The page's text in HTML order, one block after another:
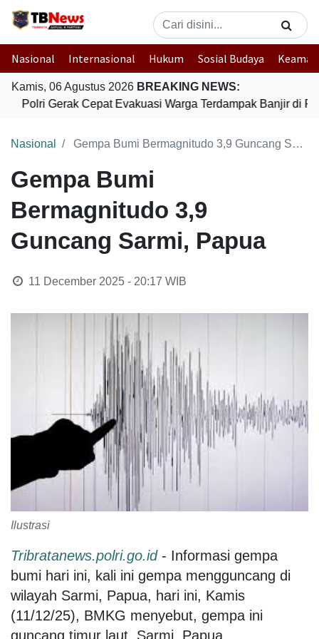
Nasional Internasional Hukum Sosial Budaya
Kamis, 06 Agustus 2026 BREAKING NEWS:
Polri Gerak Cepat Evakuasi Warga Terdampak Banjir di
Nasional Gempa Bumi Bermagnitudo 3,9 Guncang Sarmi, Papua
Gempa Bumi
Bermagnitudo 3,9
Guncang Sarmi, Papua
11 December 2025 - 20:17 WIB
Ilustrasi
Tribratanews.polri.go.id- Informasi gempa
bumi hari ini, kali ini gempa mengguncang di
wilayah Sarmi, Papua, hari ini, Kamis
(11/12/25), BMKG menyebut, gempa ini
guncang timur laut, Sarmi, Papua.